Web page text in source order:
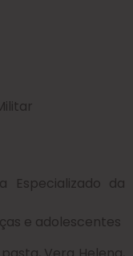
Especializado da
e adolescentes